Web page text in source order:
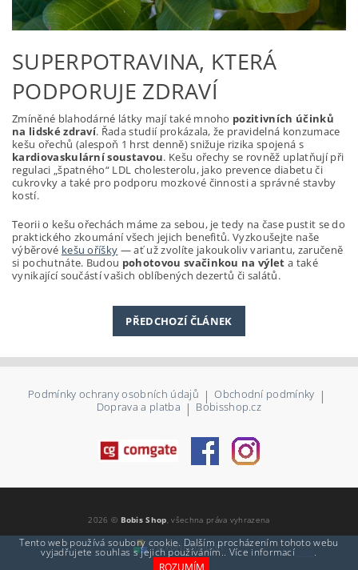
SUPERPOTRAVINA, KTERÁ
PODPORUJE ZDRAVÍ
Zmíněné blahodárné látky mají také mnoho pozitivních účinků
na lidské zdraví. Řada studií prokázala, že pravidelná konzumace
kešu ořechů (alespoň 1 hrst denně) snižuje rizika spojená s
kardiovaskulární soustavou. Kešu ořechy se rovněž uplatňují při
regulaci „špatného“ LDL cholesterolu, jako prevence diabetu či
cukrovky a také pro podporu mozkové činnosti a správné stavby
kostí.
Teorii o kešu ořechách máme za sebou, je tedy na čase pustit se do
praktického zkoumání všech jejich benefitů. Vyzkoušejte naše
výběrové kešu oříšky — ať už zvolíte jakoukoliv variantu, zaručeně
si pochutnáte. Budou pohotovou svačinkou na výleta také
vynikající součástí vašich oblíbených dezertů či salátů.
PŘEDCHOZÍ ČLÁNEK
Podmínky ochrany osobních údajů | Obchodní podmínky |
Doprava a platba | Bobisshop.cz
2026 © Bobis Shop , všechna práva vyhrazena
Vytvořil Shoptet
Tento web používá soubory cookie. Dalším procházením tohoto webu
vyjadřujete souhlas s jejich používáním.. Více informací
.
ROZUMÍM